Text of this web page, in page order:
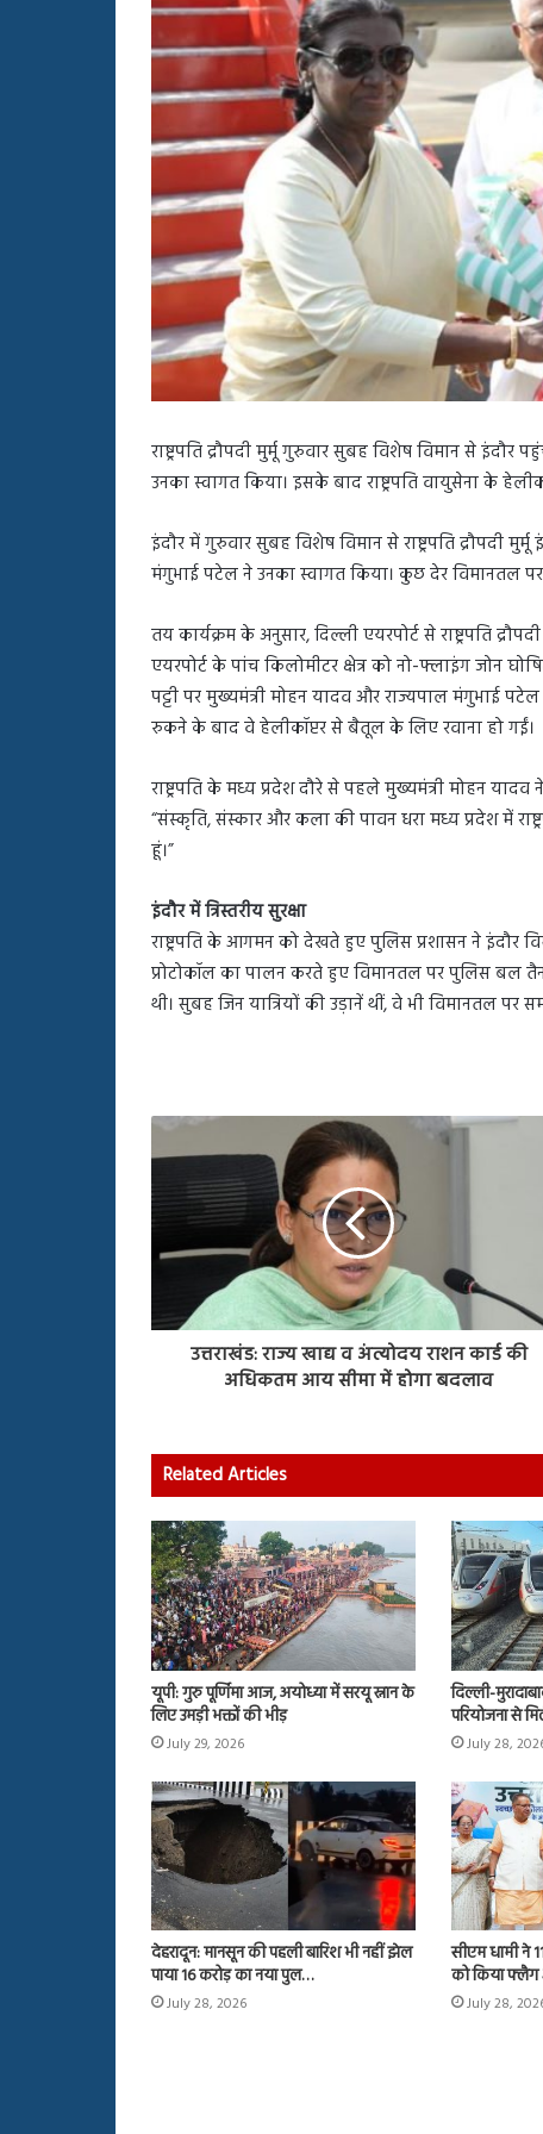
राष्ट्रपति द्रौपदी मुर्मू गुरुवार सुबह विशेष विमान से
उनका स्वागत किया। इसके बाद राष्ट्रपति वायुसेना के
इंदौर में गुरुवार सुबह विशेष विमान से राष्ट्रपति द्रौपदी
मंगुभाई पटेल ने उनका स्वागत किया। कुछ देर विमानतल
तय कार्यक्रम के अनुसार, दिल्ली एयरपोर्ट से राष्ट्रपति
एयरपोर्ट के पांच किलोमीटर क्षेत्र को नो-फ्लाइंग जोन
पट्टी पर मुख्यमंत्री मोहन यादव और राज्यपाल मंगुभाई
रुकने के बाद वे हेलीकॉप्टर से बैतूल के लिए रवाना हो गईं।
राष्ट्रपति के मध्य प्रदेश दौरे से पहले मुख्यमंत्री मोहन
“संस्कृति, संस्कार और कला की पावन धरा मध्य प्रदेश में
हूं।”
इंदौर में त्रिस्तरीय सुरक्षा
राष्ट्रपति के आगमन को देखते हुए पुलिस प्रशासन ने इंदौर
प्रोटोकॉल का पालन करते हुए विमानतल पर पुलिस बल
थी। सुबह जिन यात्रियों की उड़ानें थीं, वे भी विमानतल
उत्तराखंड: राज्य खाद्य व अंत्योदय राशन कार्ड की
अधिकतम आय सीमा में होगा बदलाव
Related Articles
यूपी: गुरु पूर्णिमा आज, अयोध्या में सरयू स्नान के
लिए उमड़ी भक्तों की भीड़
July 29, 2026
दिल्ली-
परियोजना से
July 28,
देहरादून: मानसून की पहली बारिश भी नहीं झेल
पाया 16 करोड़ का नया पुल…
July 28, 2026
सीएम धामी ने
को किया
July 28,
बहस
पर
रुबीना
दिलैक
का
आया
रिएक्शन